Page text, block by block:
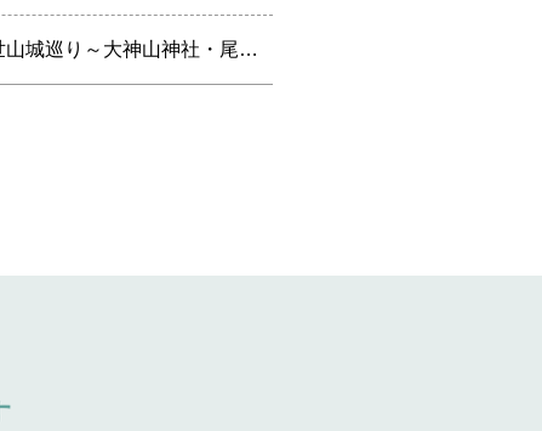
近隣イベント案内☆【５月２１日（水）開催】路線バスで中世山城巡り～大神山神社・尾高城・河岡城編～です(^^)/